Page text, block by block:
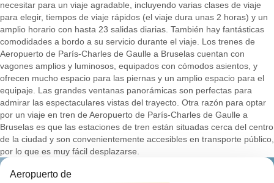
necesitar para un viaje agradable, incluyendo varias clases de viaje
para elegir, tiempos de viaje rápidos (el viaje dura unas 2 horas) y un
amplio horario con hasta 23 salidas diarias. También hay fantásticas
comodidades a bordo a su servicio durante el viaje. Los trenes de
Aeropuerto de París-Charles de Gaulle a Bruselas cuentan con
vagones amplios y luminosos, equipados con cómodos asientos, y
ofrecen mucho espacio para las piernas y un amplio espacio para el
equipaje. Las grandes ventanas panorámicas son perfectas para
admirar las espectaculares vistas del trayecto. Otra razón para optar
por un viaje en tren de Aeropuerto de París-Charles de Gaulle a
Bruselas es que las estaciones de tren están situadas cerca del centro
de la ciudad y son convenientemente accesibles en transporte público,
por lo que es muy fácil desplazarse.
Aeropuerto de